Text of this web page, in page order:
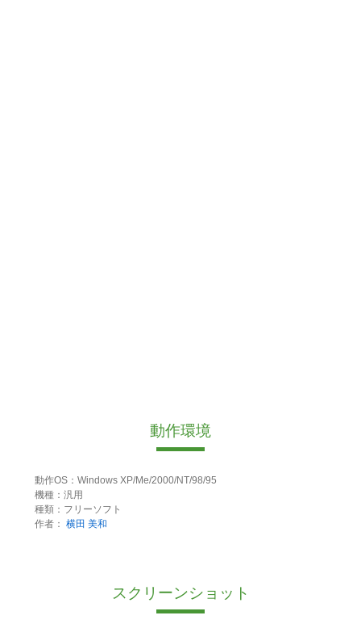
動作環境
動作OS：Windows XP/Me/2000/NT/98/95
機種：汎用
種類：フリーソフト
作者： 横田 美和
スクリーンショット